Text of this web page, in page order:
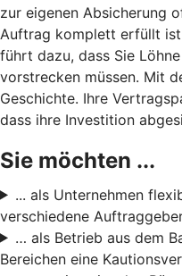
zur eigenen Absicherung
Auftrag komplett erfüllt
führt dazu, dass Sie
vorstrecken müssen. Mit
Geschichte. Ihre
dass ihre Investition
Sie möchten ...
... als Unternehmen
verschiedene
… als Betrieb aus dem
Bereichen eine